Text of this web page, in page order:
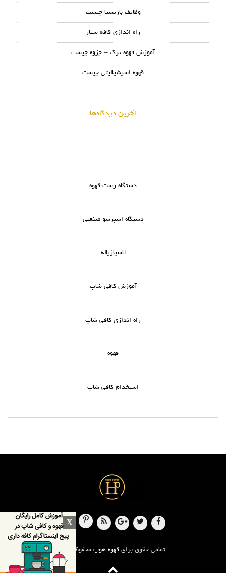
X
وظایف باریستا چیست
راه اندازی کافه سیار
آموزش قهوه ترک – جزوه چیست
قهوه اسپشیالیتی چیست
آخرین دیدگاه‌ها
دستگاه رست قهوه
دستگاه اسپرسو صنعتی
لاسپازیاله
آموزش کافی شاپ
راه اندازی کافی شاپ
قهوه
استخدام کافی شاپ
تمامی حقوق برای قهوه هوپ محفوظ است